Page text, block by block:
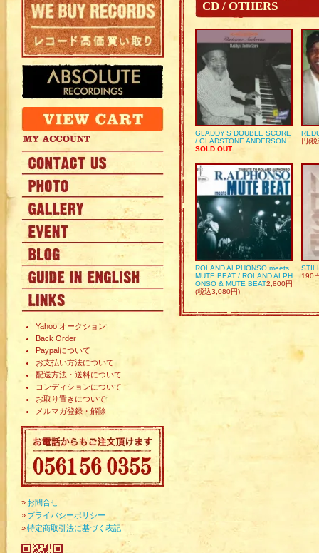
Yahoo!オークション
Back Order
Paypalについて
お支払い方法について
配送方法・送料について
コンディションについて
お取り置きについて
メルマガ登録・解除
» お問合せ
» プライバシーポリシー
»特定商取引法に基づく表記
CD / OTHERS
GLADDY’S DOUBLE SCORE
/ GLADSTONE ANDERSON
SOLD OUT
円(
ROLAND ALPHONSO meets
MUTE BEAT / ROLAND ALPH
ONSO & MUTE BEAT2,800円
(税込3,080円)
190